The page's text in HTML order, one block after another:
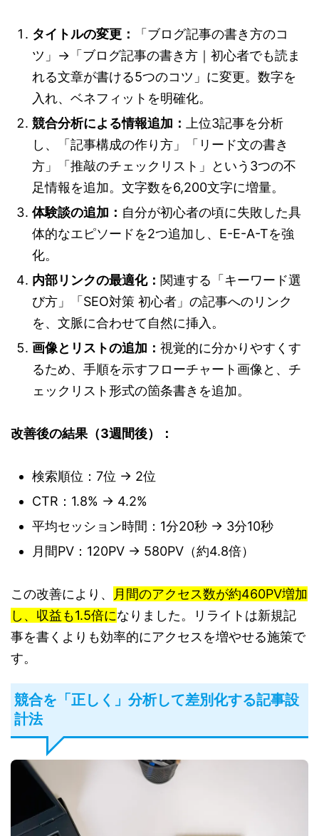
タイトルの変更：
「ブログ記事の書き方のコ
ツ」→「ブログ記事の書き方｜初心者でも読ま
れる文章が書ける5つのコツ」に変更。数字を
入れ、ベネフィットを明確化。
競合分析による情報追加：
上位3記事を分析
し、「記事構成の作り方」「リード文の書き
方」「推敲のチェックリスト」という3つの不
足情報を追加。文字数を6,200文字に増量。
体験談の追加： 自分が初心者の頃に失敗した具
体的なエピソードを2つ追加し、E-E-A-Tを強
化。
内部リンクの最適化： 関連する「キーワード選
び方」「SEO対策 初心者」の記事へのリンク
を、文脈に合わせて自然に挿入。
画像とリストの追加： 視覚的に分かりやすくす
るため、手順を示すフローチャート画像と、チ
ェックリスト形式の箇条書きを追加。
改善後の結果（3週間後）：
検索順位：7位 → 2位
CTR：1.8% → 4.2%
平均セッション時間：1分20秒 → 3分10秒
月間PV：120PV → 580PV（約4.8倍）
この改善により、
月間のアクセス数が約460PV増加
し、収益も1.5倍になりました。リライトは新規記
事を書くよりも効率的にアクセスを増やせる施策で
す。
競合を「正しく」分析して差別化する記事設
計法